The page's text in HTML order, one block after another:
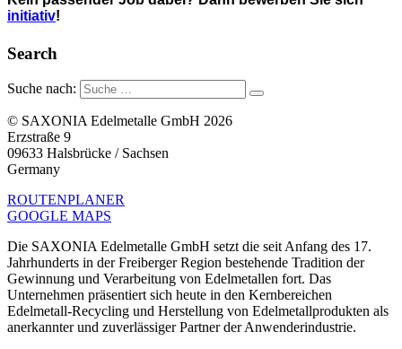
initiativ!
Search
Suche nach:
© SAXONIA Edelmetalle GmbH 2026
Erzstraße 9
09633 Halsbrücke / Sachsen
Germany
ROUTENPLANER
GOOGLE MAPS
Die SAXONIA Edelmetalle GmbH setzt die seit Anfang des 17.
Jahrhunderts in der Freiberger Region bestehende Tradition der
Gewinnung und Verarbeitung von Edelmetallen fort. Das
Unternehmen präsentiert sich heute in den Kernbereichen
Edelmetall-Recycling und Herstellung von Edelmetallprodukten als
anerkannter und zuverlässiger Partner der Anwenderindustrie.